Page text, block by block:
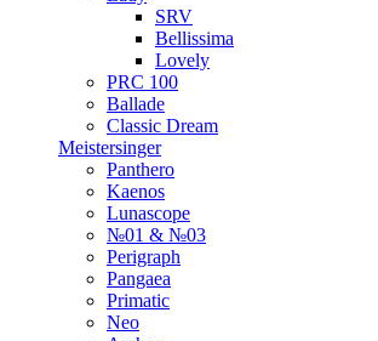
SRV
Bellissima
Lovely
PRC 100
Ballade
Classic Dream
Meistersinger
Panthero
Kaenos
Lunascope
№01 & №03
Perigraph
Pangaea
Primatic
Neo